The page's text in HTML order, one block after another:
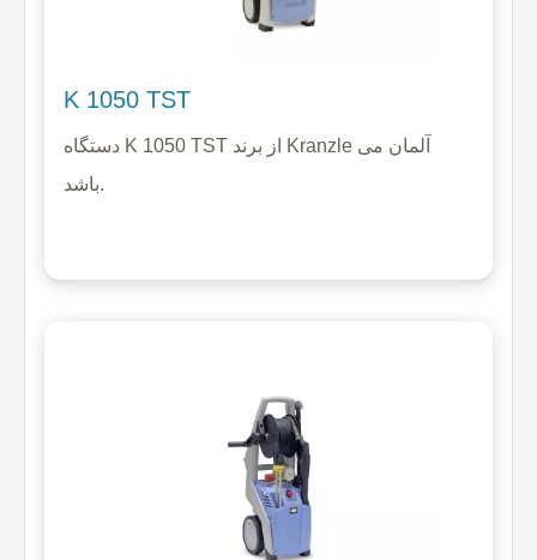
K 1050 TST
دستگاه K 1050 TST از برند Kranzle آلمان می
باشد.